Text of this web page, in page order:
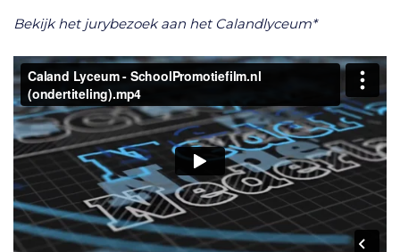
Bekijk het jurybezoek aan het Calandlyceum*